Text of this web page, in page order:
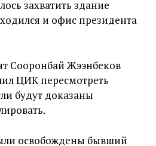
захватить здание
и офис президента
Сооронбай Жээнбеков
ЦИК пересмотреть
будут доказаны
освобождены бывший